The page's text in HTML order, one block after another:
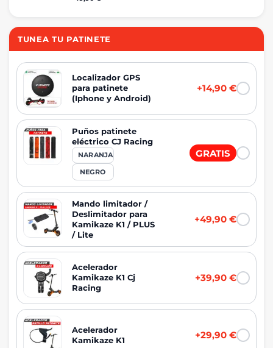
TUNEA TU PATINETE
Localizador GPS
para patinete
(Iphone y Android)
+14,90 €
Puños patinete
eléctrico CJ Racing
NARANJA
NEGRO
GRATIS
Mando limitador /
Deslimitador para
Kamikaze K1 / PLUS
/ Lite
+49,90 €
Acelerador
Kamikaze K1 Cj
Racing
+39,90 €
Acelerador
Kamikaze K1
+29,90 €